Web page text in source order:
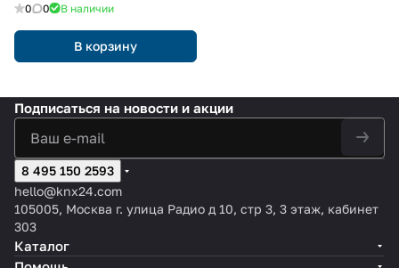
0 0 В наличии
В корзину
Подписаться на новости и акции
8 495 150 2593
hello@knx24.com
105005, Москва г. улица Радио д 10, стр 3, 3 этаж, кабинет
303
Каталог